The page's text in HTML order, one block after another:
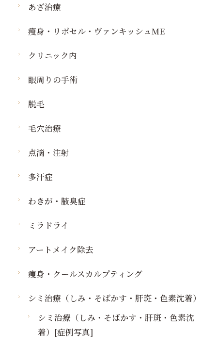
あざ治療
痩身・リポセル・ヴァンキッシュME
クリニック内
眼周りの手術
脱毛
毛穴治療
点滴・注射
多汗症
わきが・腋臭症
ミラドライ
アートメイク除去
痩身・クールスカルプティング
シミ治療（しみ・そばかす・肝斑・色素沈着）
シミ治療（しみ・そばかす・肝斑・色素沈
着）[症例写真]